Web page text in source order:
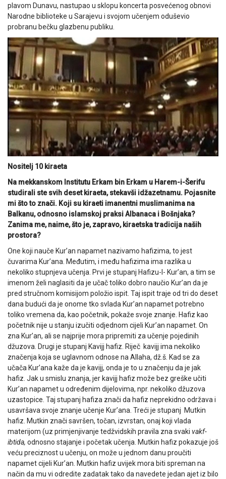
plavom Dunavu, nastupao u sklopu koncerta posvećenog obnovi
Narodne biblioteke u Sarajevu i svojom učenjem oduševio
probranu bečku glazbenu publiku.
Nositelj 10 kiraeta
Na mekkanskom Institutu Erkam bin Erkam u Harem-i-Šerifu
studirali ste svih deset kiraeta, stekavši idžazetnamu. Pojasnite
mi što to znači. Koji su kiraeti imanentni muslimanima na
Balkanu, odnosno islamskoj praksi Albanaca i Bošnjaka?
Zanima me, naime, što je, zapravo, kiraetska tradicija naših
prostora?
One koji nauče Kur’an napamet nazivamo hafizima, to jest
čuvarima Kur’ana. Međutim, i među hafizima ima razlika u
nekoliko stupnjeva učenja. Prvi je stupanj Hafizu-l- Kur’an, a tim se
imenom želi naglasiti da je učač toliko dobro naučio Kur’an da je
pred stručnom komisijom položio ispit. Taj ispit traje od tri do deset
dana budući da je onome tko svlada Kur’an napamet potrebno
toliko vremena da, kao početnik, pokaže svoje znanje. Hafiz kao
početnik nije u stanju izučiti odjednom cijeli Kur’an napamet. On
zna Kur’an, ali se najprije mora pripremiti za učenje pojedinih
džuzova. Drugi je stupanj Kavijj hafiz. Riječ kavijj ima nekoliko
značenja koja se uglavnom odnose na Allaha, dž.š. Kad se za
učača Kur’ana kaže da je kavijj, onda je to u značenju da je jak
hafiz. Jak u smislu znanja, jer kavijj hafiz može bez greške učiti
Kur’an napamet u određenim dijelovima, npr. nekoliko džuzova
uzastopice. Taj stupanj hafiza znači da hafiz neprekidno održava i
usavršava svoje znanje učenje Kur’ana. Treći je stupanj Mutkin
hafiz. Mutkin znači savršen, točan, izvrstan, onaj koji vlada
materijom (uz primjenjivanje tedžvidskih pravila zna svaki vakf-
ibtida, odnosno stajanje i početak učenja. Mutkin hafiz pokazuje još
veću preciznost u učenju, on može u jednom danu proučiti
napamet cijeli Kur’an. Mutkin hafiz uvijek mora biti spreman na
način da mu vi odredite zadatak tako da navedete jedan ajet iz bilo